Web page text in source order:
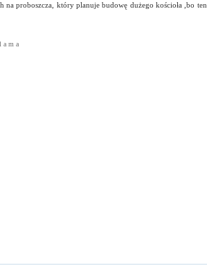
proboszcza, który planuje budowę dużego kościoła ,bo ten
a m a